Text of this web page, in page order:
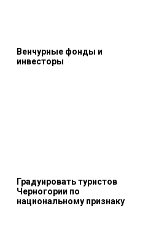
Венчурные фонды и
инвесторы
Градуировать туристов
Черногории по
национальному признаку